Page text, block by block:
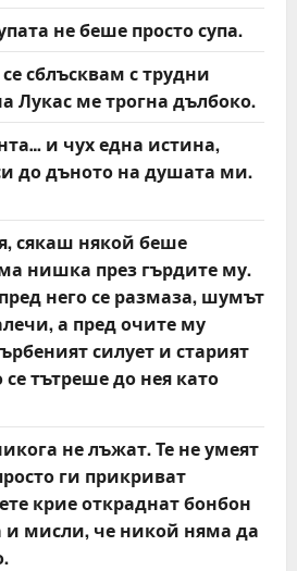
не беше просто супа.
сблъсквам с трудни
Лукас ме трогна дълбоко.
и чух една истина,
до дъното на душата ми.
сякаш някой беше
нишка през гърдите му.
него се размаза, шумът
а пред очите му
силует и старият
тътреше до нея като
не лъжат. Те не умеят
ги прикриват
крие откраднат бонбон
и мисли, че никой няма да